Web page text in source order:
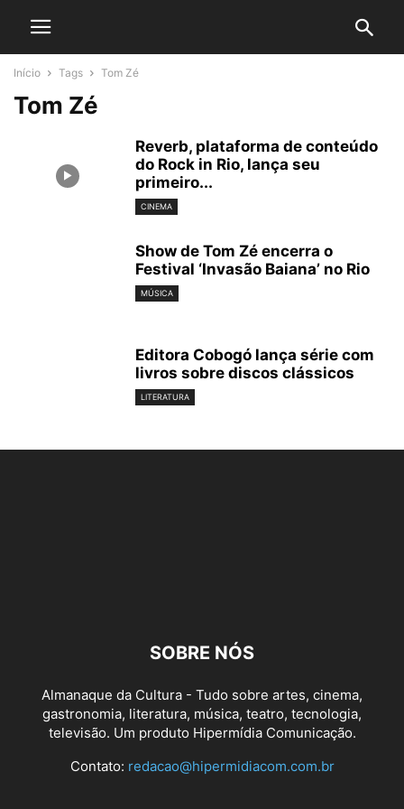
Início Tags Tom Zé
Tom Zé
Reverb, plataforma de conteúdo
do Rock in Rio, lança seu
primeiro...
CINEMA
Show de Tom Zé encerra o
Festival ‘Invasão Baiana’ no Rio
MÚSICA
Editora Cobogó lança série com
livros sobre discos clássicos
LITERATURA
SOBRE NÓS
Almanaque da Cultura - Tudo sobre artes, cinema,
gastronomia, literatura, música, teatro, tecnologia,
televisão. Um produto Hipermídia Comunicação.
Contato: redacao@hipermidiacom.com.br